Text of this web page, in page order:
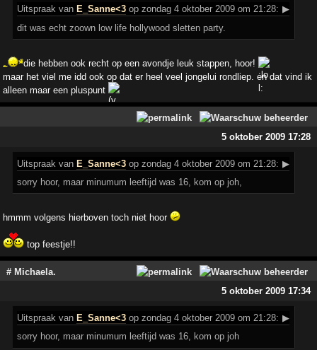
Uitspraak van E_Sanne<3 op zondag 4 oktober 2009 om 21:28: ▶
dit was echt zoown low life hollywood sletten party.
die hebben ook recht op een avondje leuk stappen, hoor!
maar het viel me idd ook op dat er heel veel jongelui rondliep. en dat vind ik
alleen maar een pluspunt
5 oktober 2009 17:28
Uitspraak vanE_Sanne<3 op zondag 4 oktober 2009 om 21:28: ▶
sorry hoor, maar minumum leeftijd was 16, kom op joh,
hmmm volgens hierboven toch niet hoor
top feestje!!
# Michaela.
5 oktober 2009 17:34
Uitspraak van E_Sanne<3 op zondag 4 oktober 2009 om 21:28: ▶
sorry hoor, maar minumum leeftijd was 16, kom op joh